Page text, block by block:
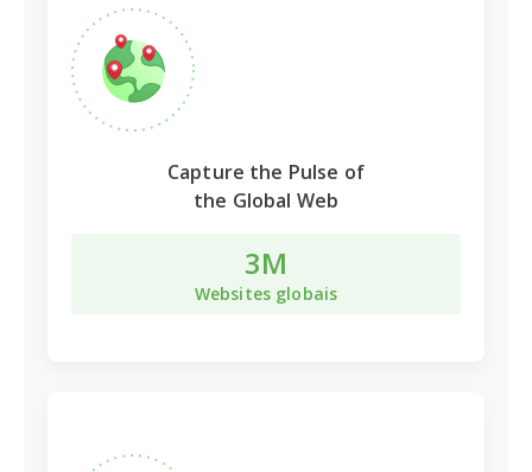
Capture the Pulse of
the Global Web
3M
Websites globais